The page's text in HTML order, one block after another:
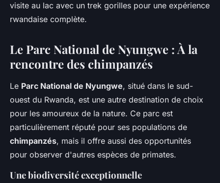
visite au lac avec un trek gorilles pour une expérience
rwandaise complète.
Le Parc National de Nyungwe : À la
rencontre des chimpanzés
Le Parc National de Nyungwe, situé dans le sud-
ouest du Rwanda, est une autre destination de choix
pour les amoureux de la nature. Ce parc est
particulièrement réputé pour ses populations de
chimpanzés, mais il offre aussi des opportunités
pour observer d'autres espèces de primates.
Une biodiversité exceptionnelle